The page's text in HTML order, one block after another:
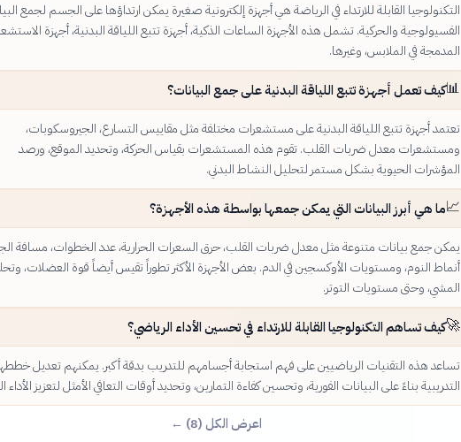
التكنولوجيا القابلة للارتداء في الرياضة هي أجهزة إلكترونية صغيرة يمكن ارتداؤها على الجسم لجمع
الفسيولوجية والحركية. تشمل هذه الأجهزة الساعات الذكية، أجهزة تتبع اللياقة البدنية، أجهزة
المدمجة في الملابس، وغيرها.
📊كيف تعمل أجهزة تتبع اللياقة البدنية على جمع البيانات؟
تعتمد أجهزة تتبع اللياقة البدنية على مستشعرات مختلفة مثل مقاييس التسارع، الجيروسكوبات،
ومستشعرات معدل ضربات القلب. تقوم هذه المستشعرات بقياس الحركة، وتحديد الموقع، ورصد
المؤشرات الحيوية بشكل مستمر لتحليل النشاط البدني.
📈ما هي أبرز البيانات التي يمكن جمعها بواسطة هذه الأجهزة؟
يمكن جمع بيانات متنوعة مثل معدل ضربات القلب، حرق السعرات الحرارية، عدد الخطوات، مسافة
أنماط النوم، ومستويات الأوكسجين في الدم. بعض الأجهزة الأكثر تطوراً تقيس أيضاً قوة العضلات،
المشي، وحتى مستويات التوتر.
🚀كيف تساهم التكنولوجيا القابلة للارتداء في تحسين الأداء الرياضي؟
تساعد هذه التقنيات الرياضيين على فهم استجابة أجسامهم للتدريب بدقة أكبر. يمكنهم تعديل
التدريبية بناءً على البيانات الفورية، وتحسين كفاءة التمارين، وتحديد أوقات التعافي الأمثل لتعزيز الأداء
اعرض الكل (8) ←